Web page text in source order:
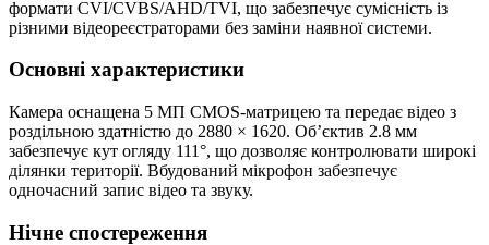
формати CVI/CVBS/AHD/TVI, що забезпечує сумісність із
різними відеореєстраторами без заміни наявної системи.
Основні характеристики
Камера оснащена 5 МП CMOS-матрицею та передає відео з
роздільною здатністю до 2880 × 1620. Об’єктив 2.8 мм
забезпечує кут огляду 111°, що дозволяє контролювати широкі
ділянки території. Вбудований мікрофон забезпечує
одночасний запис відео та звуку.
Нічне спостереження